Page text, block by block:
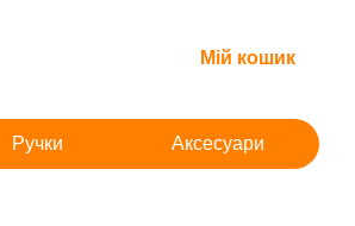
Мій кошик
Ручки Аксесуари